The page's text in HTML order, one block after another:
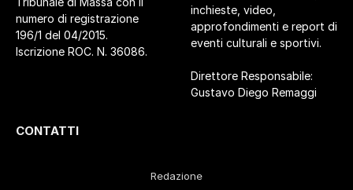
numero di registrazione
196/1 del 04/2015.
Iscrizione ROC. N. 36086.
inchieste, video,
approfondimenti e report di
eventi culturali e sportivi.
Direttore Responsabile:
Gustavo Diego Remaggi
CONTATTI
Redazione